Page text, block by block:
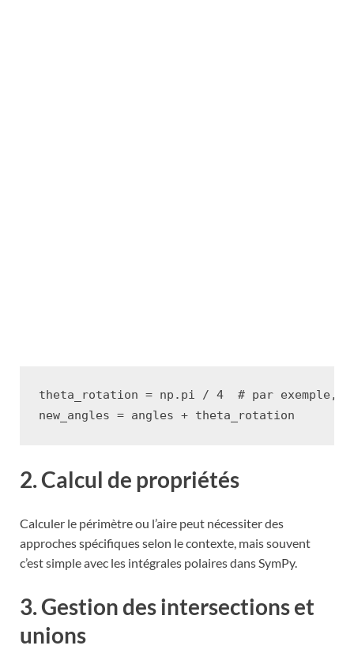
theta_rotation = np . pi / 4
# par exemple,
new_angles = angles + theta_rotation
2. Calcul de propriétés
Calculer le périmètre ou l’aire peut nécessiter des
approches spécifiques selon le contexte, mais souvent
c’est simple avec les intégrales polaires dans SymPy.
3. Gestion des intersections et
unions